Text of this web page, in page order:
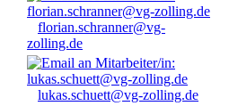
florian.schranner@vg-
zolling.de
lukas.schuett@vg-zolling.de